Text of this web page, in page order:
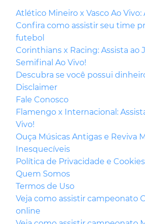
Atlético Mineiro x Vasco Ao Vivo:
Confira como assistir seu time
futebol
Corinthians x Racing: Assista ao
Semifinal Ao Vivo!
Descubra se você possui
Disclaimer
Fale Conosco
Flamengo x Internacional:
Vivo!
Ouça Músicas Antigas e Reviva
Inesquecíveis
Política de Privacidade e Cookies
Quem Somos
Termos de Uso
Veja como assistir campeonato
online